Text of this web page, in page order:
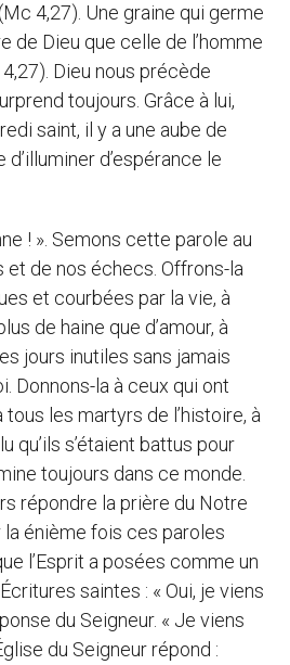
4,27). Une graine qui germe
de Dieu que celle de l’homme
Dieu nous précède
toujours. Grâce à lui,
saint, il y a une aube de
d’espérance le
! ». Semons cette parole au
et de nos échecs. Offrons-la
et courbées par la vie, à
de haine que d’amour, à
jours inutiles sans jamais
Donnons-la à ceux qui ont
les martyrs de l’histoire, à
qu’ils s’étaient battus pour
toujours dans ce monde.
répondre la prière du Notre
la énième fois ces paroles
l’Esprit a posées comme un
saintes : « Oui, je viens
du Seigneur. « Je viens
du Seigneur répond :